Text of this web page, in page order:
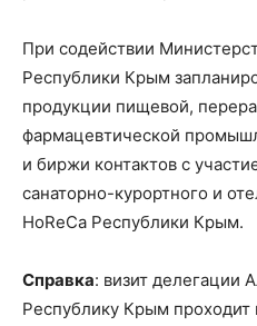
При содействии
Республики Крым
продукции пищевой,
фармацевтической
и биржи контактов с
санаторно-курортного и
HoReCa Республики Крым.
Справка: визит делегации
Республику Крым проходит